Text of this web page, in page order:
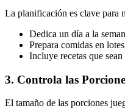
La planificación es clave para
Dedica un día a la
Prepara comidas en
Incluye recetas que
3. Controla las
El tamaño de las porciones